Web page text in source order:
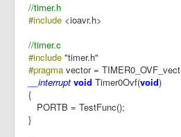
//timer.h
#include <ioavr.h>
//timer.c
#include "timer.h"
#pragma vector = TIMER0_OVF_vect
__interrupt void Timer0Ovf(void)
{
PORTB = TestFunc();
}